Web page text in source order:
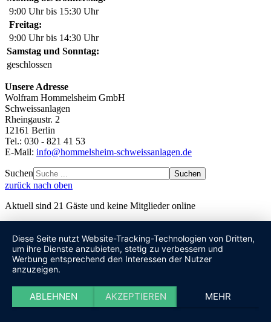
9:00 Uhr bis 15:30 Uhr
Freitag:
9:00 Uhr bis 14:30 Uhr
Samstag und Sonntag:
geschlossen
Unsere Adresse
Wolfram Hommelsheim GmbH
Schweissanlagen
Rheingaustr. 2
12161 Berlin
Tel.: 030 - 821 41 53
E-Mail: info@hommelsheim-schweissanlagen.de
Suchen Suchen
zurück nach oben
Aktuell sind 21 Gäste und keine Mitglieder online
Diese Seite nutzt Website-Tracking-Technologien von Dritten,
um ihre Dienste anzubieten, stetig zu verbessern und
Werbung entsprechend den Interessen der Nutzer
anzuzeigen.
ABLEHNEN AKZEPTIEREN MEHR